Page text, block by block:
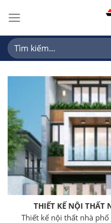
content
Tìm
kiếm:
THIẾT KẾ NỘI THẤT
Thiết kế nội thất nhà